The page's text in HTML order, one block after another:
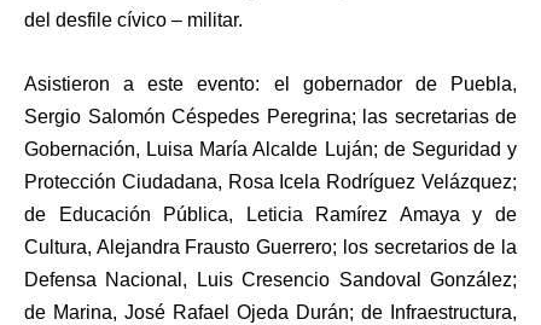
del desfile cívico – militar.
Asistieron a este evento: el gobernador de Puebla,
Sergio Salomón Céspedes Peregrina; las secretarias de
Gobernación, Luisa María Alcalde Luján; de Seguridad y
Protección Ciudadana, Rosa Icela Rodríguez Velázquez;
de Educación Pública, Leticia Ramírez Amaya y de
Cultura, Alejandra Frausto Guerrero; los secretarios de la
Defensa Nacional, Luis Cresencio Sandoval González;
de Marina, José Rafael Ojeda Durán; de Infraestructura,